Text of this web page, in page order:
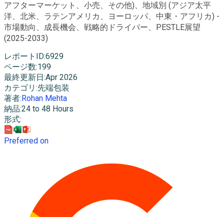
アフターマーケット、小売、その他)、地域別 (アジア太平
洋、北米、ラテンアメリカ、ヨーロッパ、中東・アフリカ) -
市場動向、成長機会、戦略的ドライバー、PESTLE展望
(2025-2033)
レポートID:6929
ページ数:199
最終更新日 :Apr 2026
カテゴリ :先端包装
著者: Rohan Mehta
納品:24 to 48 Hours
形式:
Preferred on